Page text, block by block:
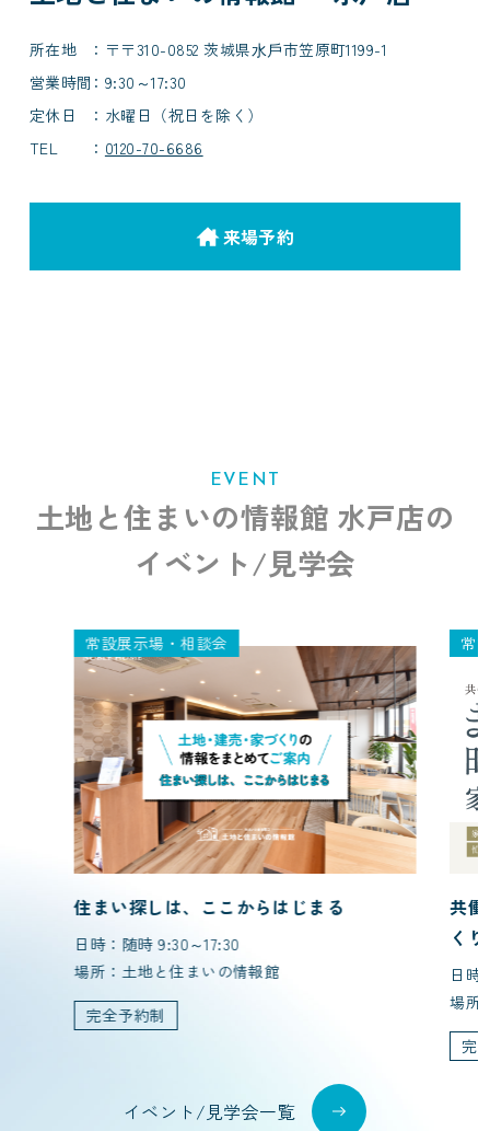
所在地
〒〒310-0852 茨城県⽔⼾市笠原町1199-1
営業時間
9:30～17:30
定休日
水曜日（祝日を除く）
TEL
0120-70-6686
来場予約
EVENT
土地と住まいの情報館 水戸店の
イベント/見学会
常設展示場・相談会
住まい探しは、ここからはじまる
日時：随時 9:30～17:30
場所：土地と住まいの情報館
完全予約制
常
共
く
日時
場所
完
イベント/見学会一覧